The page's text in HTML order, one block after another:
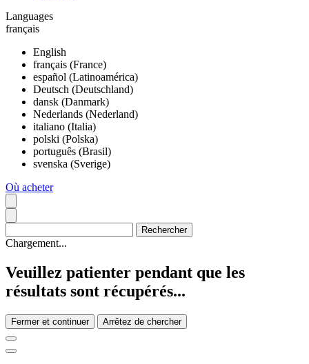
Languages
français
English
français (France)
español (Latinoamérica)
Deutsch (Deutschland)
dansk (Danmark)
Nederlands (Nederland)
italiano (Italia)
polski (Polska)
português (Brasil)
svenska (Sverige)
Où acheter
Chargement...
Veuillez patienter pendant que les
résultats sont récupérés...
Fermer et continuer Arrêtez de chercher